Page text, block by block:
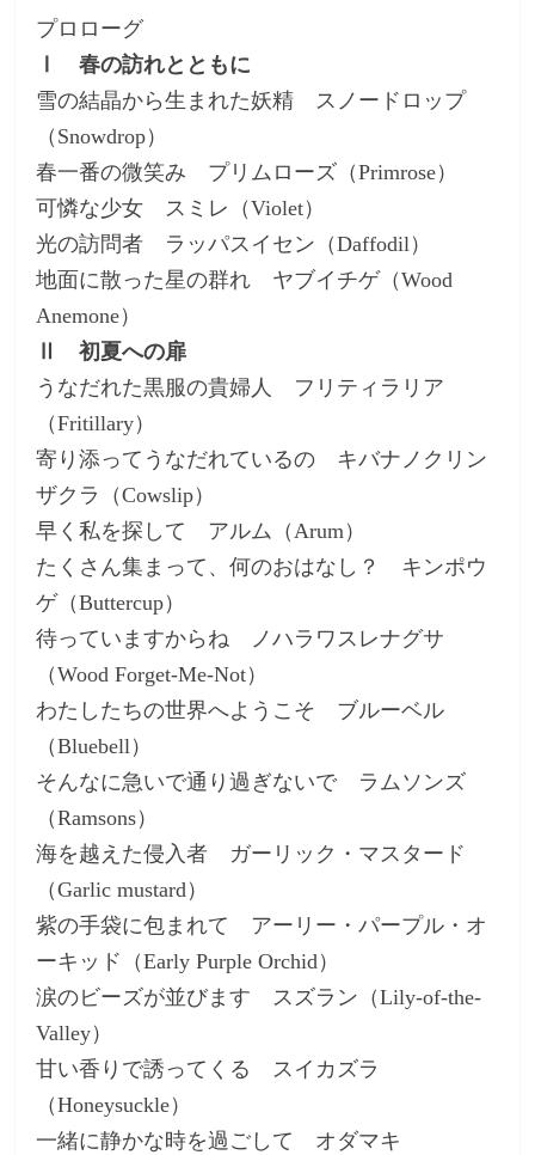
プロローグ
Ⅰ 春の訪れとともに
雪の結晶から生まれた妖精 スノードロップ
（Snowdrop）
春一番の微笑み プリムローズ（Primrose）
可憐な少女 スミレ（Violet）
光の訪問者 ラッパスイセン（Daffodil）
地面に散った星の群れ ヤブイチゲ（Wood
Anemone）
Ⅱ 初夏への扉
うなだれた黒服の貴婦人 フリティラリア
（Fritillary）
寄り添ってうなだれているの キバナノクリン
ザクラ（Cowslip）
早く私を探して アルム（Arum）
たくさん集まって、何のおはなし？ キンポウ
ゲ（Buttercup）
待っていますからね ノハラワスレナグサ
（Wood Forget-Me-Not）
わたしたちの世界へようこそ ブルーベル
（Bluebell）
そんなに急いで通り過ぎないで ラムソンズ
（Ramsons）
海を越えた侵入者 ガーリック・マスタード
（Garlic mustard）
紫の手袋に包まれて アーリー・パープル・オ
ーキッド（Early Purple Orchid）
涙のビーズが並びます スズラン（Lily-of-the-
Valley）
甘い香りで誘ってくる スイカズラ
（Honeysuckle）
一緒に静かな時を過ごして オダマキ